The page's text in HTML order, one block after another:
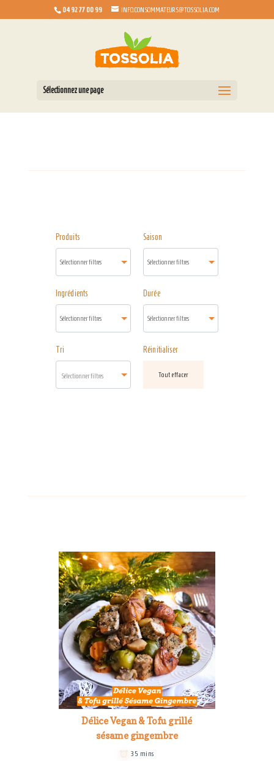
04 92 77 00 99 INFO.CONSOMMATEURS@TOSSOLIA.COM
Sélectionnez une page
Produits Saison
Ingrédients Durée
Tri
Sélectionner filtres
Réinitialiser
Tout effacer
Délice Vegan & Tofu grillé
sésame gingembre
35 mins